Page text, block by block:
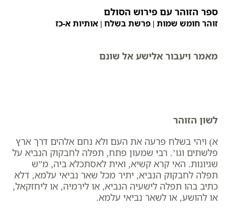
ספר הזוהר עם פירוש הסולם
זוהר חומש שמות | פרשת בשלח | אותיות א-כז
מאמר ויעבור אלישע אל שונם
לשון הזוהר
א) ויהי בשלח פרעה את העם ולא נחם אלהים דרך ארץ
פלשתים וגו’. רבי שמעון פתח, תפלה לחבקוק הנביא על
שגיונות. האי קרא קשיא, ואית לאסתכלא ביה, מ”ש
תפלה לחבקוק הנביא, יתיר מכל שאר נביאי עלמא, דלא
כתיב בהו תפלה לישעיה הנביא, או לירמיה, או ליחזקאל,
או להושע, או לשאר נביאי עלמא.